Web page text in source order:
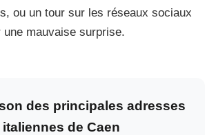
ou un tour sur les réseaux sociaux
mauvaise surprise.
des principales adresses
italiennes de Caen